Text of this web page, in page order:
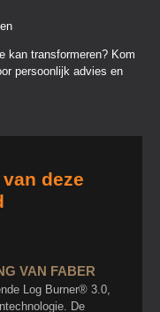
kan transformeren? Kom
persoonlijk advies en
deze
VAN FABER
Log Burner® 3.0,
De